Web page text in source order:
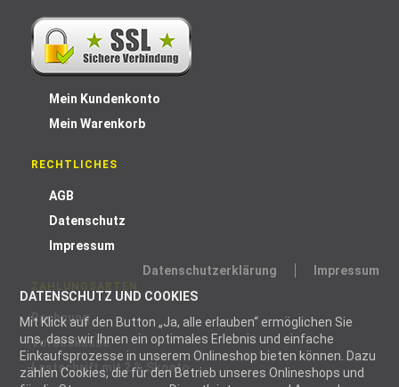
Datenschutzerklärung
Impressum
DATENSCHUTZ UND COOKIES
Mit Klick auf den Button „Ja, alle erlauben“ ermöglichen Sie
uns, dass wir Ihnen ein optimales Erlebnis und einfache
Einkaufsprozesse in unserem Onlineshop bieten können. Dazu
zählen Cookies, die für den Betrieb unseres Onlineshops und
Mein Kundenkonto
Mein Warenkorb
RECHTLICHES
AGB
Datenschutz
Impressum
Rechnung
Vorauskasse
Lastschrift mit 2 % Skonto